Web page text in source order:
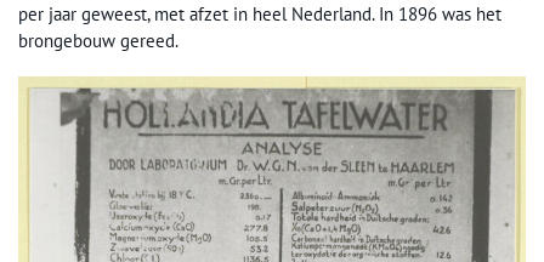
per jaar geweest, met afzet in heel Nederland. In 1896 was het
brongebouw gereed.